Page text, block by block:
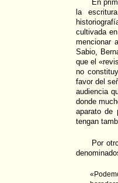
En
la
cultivada
mencionar
Sabio,
que el
no
favor del
audiencia
donde
aparato de
tengan
Por